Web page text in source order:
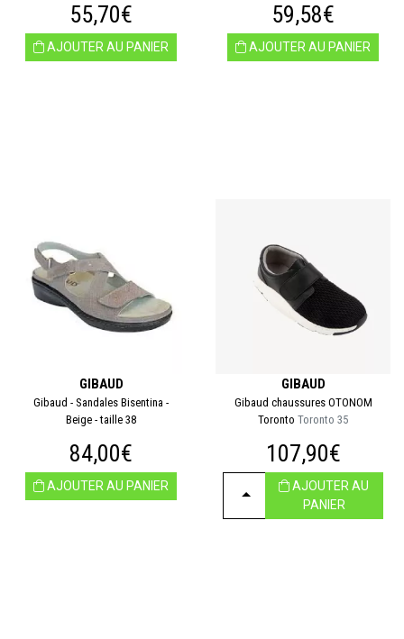
55,70€
AJOUTER AU PANIER
59,58€
AJOUTER AU PANIER
GIBAUD
Gibaud - Sandales Bisentina -
Beige - taille 38
84,00€
AJOUTER AU PANIER
GIBAUD
Gibaud chaussures OTONOM
Toronto Toronto 35
107,90€
CHOISIRAJOUTER AU
PANIER